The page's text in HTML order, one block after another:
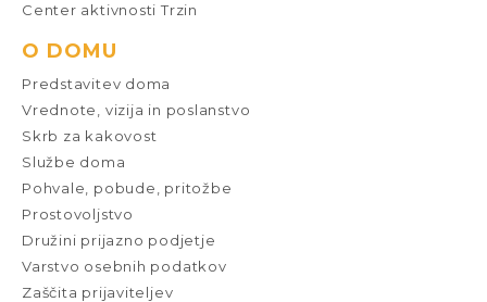
Center aktivnosti Trzin
O DOMU
Predstavitev doma
Vrednote, vizija in poslanstvo
Skrb za kakovost
Službe doma
Pohvale, pobude, pritožbe
Prostovoljstvo
Družini prijazno podjetje
Varstvo osebnih podatkov
Zaščita prijaviteljev